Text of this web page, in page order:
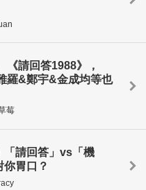
《請回答1988》，
羅&鄭宇&金成均等也
莓
「請回答」vs「機
胃口？